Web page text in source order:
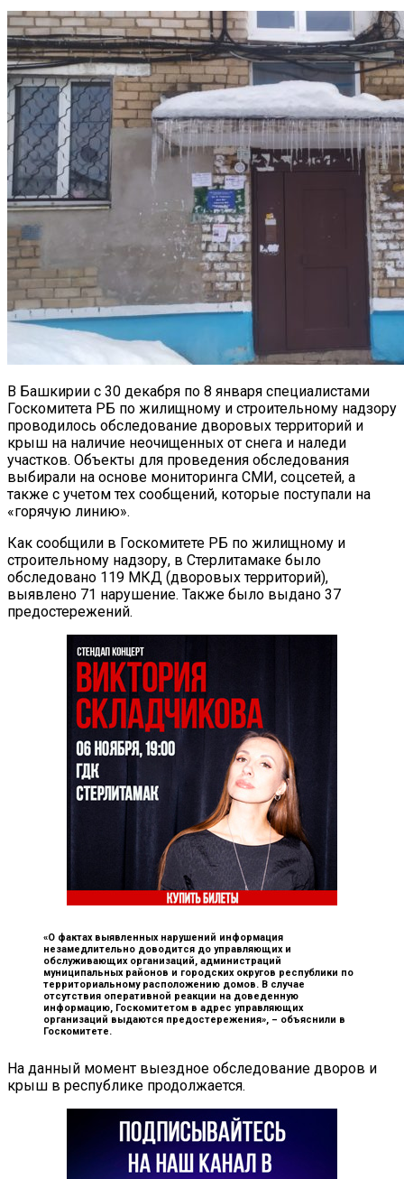
В Башкирии с 30 декабря по 8 января специалистами
Госкомитета РБ по жилищному и строительному надзору
проводилось обследование дворовых территорий и
крыш на наличие неочищенных от снега и наледи
участков. Объекты для проведения обследования
выбирали на основе мониторинга СМИ, соцсетей, а
также с учетом тех сообщений, которые поступали на
«горячую линию».
Как сообщили в Госкомитете РБ по жилищному и
строительному надзору, в Стерлитамаке было
обследовано 119 МКД (дворовых территорий),
выявлено 71 нарушение. Также было выдано 37
предостережений.
«О фактах выявленных нарушений информация
незамедлительно доводится до управляющих и
обслуживающих организаций, администраций
муниципальных районов и городских округов республики по
территориальному расположению домов. В случае
отсутствия оперативной реакции на доведенную
информацию, Госкомитетом в адрес управляющих
организаций выдаются предостережения», – объяснили в
Госкомитете.
На данный момент выездное обследование дворов и
крыш в республике продолжается.